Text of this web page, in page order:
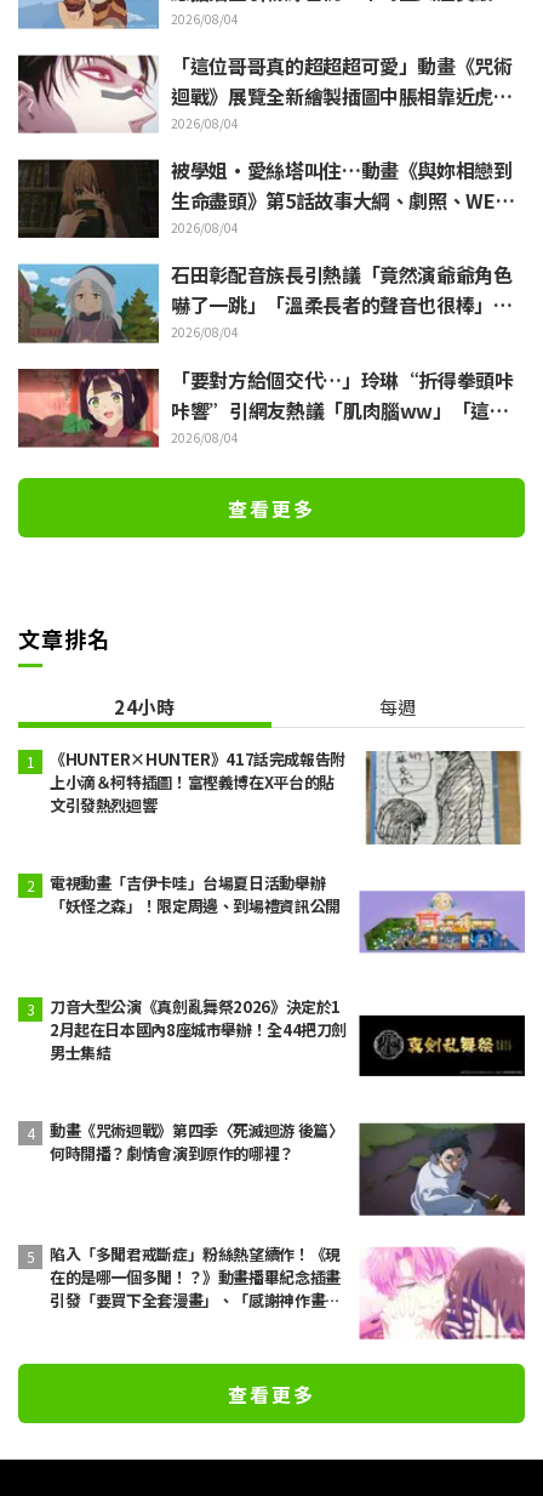
的人畫出來就是這樣」
2026/08/04
「這位哥哥真的超超超可愛」動畫《咒術
迴戰》展覽全新繪製插圖中脹相靠近虎杖
悠仁 粉絲無比喜悅
2026/08/04
被學姐·愛絲塔叫住…動畫《與妳相戀到
生命盡頭》第5話故事大綱、劇照、WEB
預告、單集海報公開
2026/08/04
石田彰配音族長引熱議「竟然演爺爺角色
嚇了一跳」「溫柔長者的聲音也很棒」動
畫《穹廬下的魔女》第6集
2026/08/04
「要對方給個交代…」玲琳“折得拳頭咔
咔響”引網友熱議「肌肉腦ww」「這什
麼表情啦」／《我是不才惡女》第4集
2026/08/04
查看更多
文章排名
24小時 每週
《HUNTER×HUNTER》417話完成報告附
上小滴＆柯特插圖！富樫義博在X平台的貼
文引發熱烈迴響
電視動畫「吉伊卡哇」台場夏日活動舉辦
「妖怪之森」！限定周邊、到場禮資訊公開
刀音大型公演《真劍亂舞祭2026》決定於1
2月起在日本國內8座城市舉辦！全44把刀劍
男士集結
動畫《咒術迴戰》第四季〈死滅迴游 後篇〉
何時開播？劇情會演到原作的哪裡？
陷入「多聞君戒斷症」粉絲熱望續作！《現
在的是哪一個多聞！？》動畫播畢紀念插畫
引發「要買下全套漫畫」、「感謝神作畫」
查看更多